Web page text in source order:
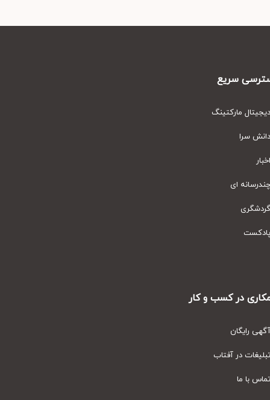
سریع
مارکتینگ
سرا
ای
در کسب و کار
رایگان
در آفتاب
با ما